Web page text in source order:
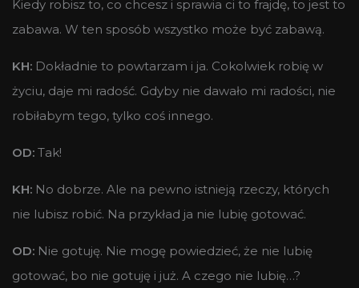
Kiedy robisz to, co chcesz i sprawia ci to frajdę, to jest to
zabawa. W ten sposób wszystko może być zabawą.
KH: Dokładnie to powtarzam i ja. Cokolwiek robię w
życiu, daje mi radość. Gdyby nie dawało mi radości, nie
robiłabym tego, tylko coś innego.
OD: Tak!
KH: No dobrze. Ale na pewno istnieją rzeczy, których
nie lubisz robić. Na przykład ja nie lubię gotować.
OD: Nie gotuję. Nie mogę powiedzieć, że nie lubię
gotować, bo nie gotuję i już. A czego nie lubię…?